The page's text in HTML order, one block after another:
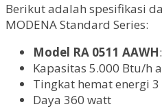
Berikut adalah spesifikasi
MODENA Standard Series:
Model RA 0511 AAWH:
Kapasitas 5.000 Btu/h
Tingkat hemat energi 3
Daya 360 watt